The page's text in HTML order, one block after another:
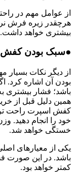
از عوامل مهم در
هرچقدر زیره فرش
بیشتری خواهد داشت.
●سبک بودن کفش
از دیگر نکات
بودن آن اشاره کرد.
باشد؛ فشار بیشتری
همین دلیل قبل از
کفش اسپرت راحت تر
خود را انجام دهید.
خستگی خواهد شد.
یکی از معیارهای
باشد. در این صورت
کمتر خواهد بود.